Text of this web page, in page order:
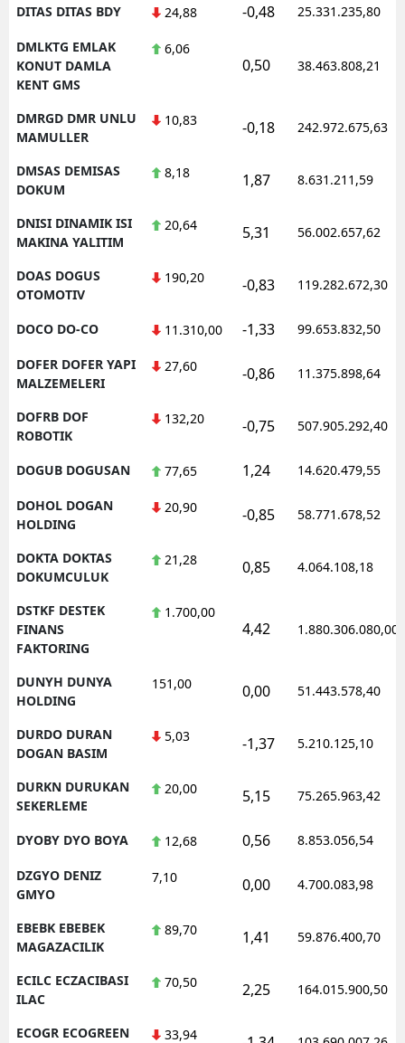
DITAS DITAS BDY 24,88 -0,48 25.331.235,80
DMLKTG EMLAK
KONUT DAMLA
KENT GMS
6,06
0,50 38.463.808,21
DMRGD DMR UNLU
MAMULLER
10,83 -0,18 242.972.675,63
DMSAS DEMISAS
DOKUM
8,18 1,87 8.631.211,59
DNISI DINAMIK ISI
MAKINA YALITIM
20,64 5,31 56.002.657,62
DOAS DOGUS
OTOMOTIV
190,20 -0,83 119.282.672,30
DOCO DO-CO 11.310,00 -1,33 99.653.832,50
DOFER DOFER YAPI
MALZEMELERI
27,60 -0,86 11.375.898,64
DOFRB DOF
ROBOTIK
132,20 -0,75 507.905.292,40
DOGUB DOGUSAN 77,65 1,24 14.620.479,55
DOHOL DOGAN
HOLDING
20,90 -0,85 58.771.678,52
DOKTA DOKTAS
DOKUMCULUK
21,28 0,85 4.064.108,18
DSTKF DESTEK
FINANS
FAKTORING
1.700,00
4,42 1.880.306.080,00
DUNYH DUNYA
HOLDING
151,00 0,00 51.443.578,40
DURDO DURAN
DOGAN BASIM
5,03 -1,37 5.210.125,10
DURKN DURUKAN
SEKERLEME
20,00 5,15 75.265.963,42
DYOBY DYO BOYA 12,68 0,56 8.853.056,54
DZGYO DENIZ
GMYO
7,10 0,00 4.700.083,98
EBEBK EBEBEK
MAGAZACILIK
89,70 1,41 59.876.400,70
ECILC ECZACIBASI
ILAC
70,50 2,25 164.015.900,50
ECOGR ECOGREEN
33,94